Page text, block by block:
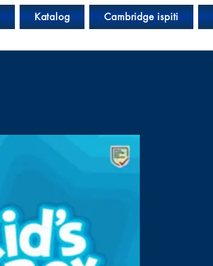
Katalog Cambridge ispiti